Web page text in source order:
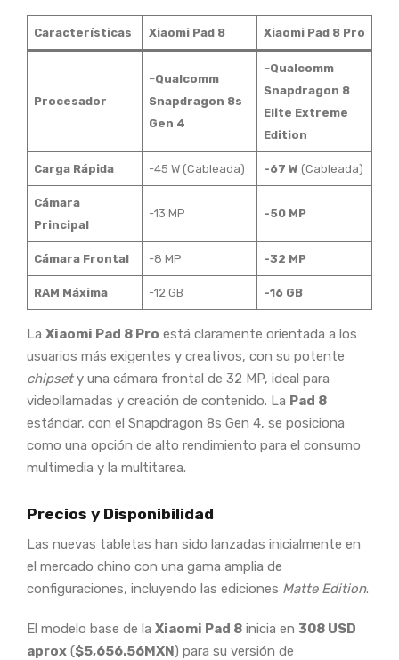
Características Xiaomi Pad 8 Xiaomi Pad 8 Pro
Procesador
–Qualcomm
Snapdragon 8s
Gen 4
–Qualcomm
Snapdragon 8
Elite Extreme
Edition
Carga Rápida -45 W (Cableada) -67 W (Cableada)
Cámara
Principal
-13 MP -50 MP
Cámara Frontal -8 MP -32 MP
RAM Máxima -12 GB -16 GB
La Xiaomi Pad 8 Pro está claramente orientada a los
usuarios más exigentes y creativos, con su potente
chipsety una cámara frontal de 32 MP, ideal para
videollamadas y creación de contenido. La Pad 8
estándar, con el Snapdragon 8s Gen 4, se posiciona
como una opción de alto rendimiento para el consumo
multimedia y la multitarea.
Precios y Disponibilidad
Las nuevas tabletas han sido lanzadas inicialmente en
el mercado chino con una gama amplia de
configuraciones, incluyendo las ediciones Matte Edition.
El modelo base de la Xiaomi Pad 8 inicia en 308 USD
aprox ($5,656.56MXN) para su versión de